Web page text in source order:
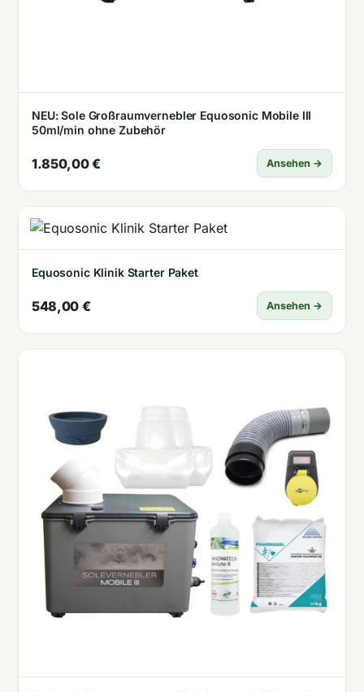
NEU: Sole Großraumvernebler Equosonic Mobile III
50ml/min ohne Zubehör
1.850,00 € Ansehen →
Equosonic Klinik Starter Paket
548,00 € Ansehen →